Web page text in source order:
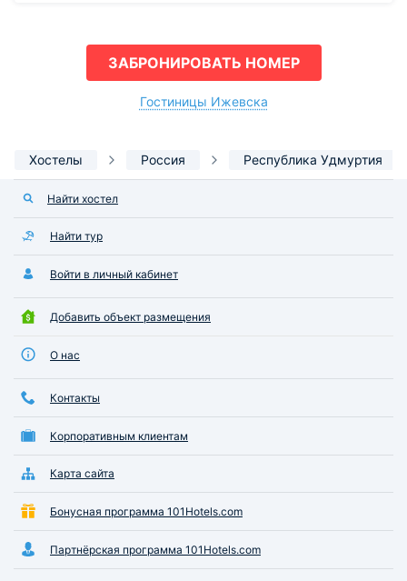
ЗАБРОНИРОВАТЬ НОМЕР
Гостиницы Ижевска
Хостелы Россия Республика Удмуртия
Найти хостел
Найти тур
Войти в личный кабинет
Добавить объект размещения
О нас
Контакты
Корпоративным клиентам
Карта сайта
Бонусная программа 101Hotels.com
Партнёрская программа 101Hotels.com